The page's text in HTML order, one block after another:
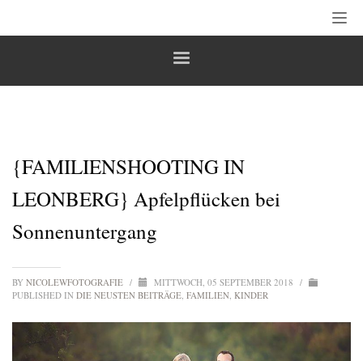
{FAMILIENSHOOTING IN
LEONBERG} Apfelpflücken bei
Sonnenuntergang
BY NICOLEWFOTOGRAFIE / MITTWOCH, 05 SEPTEMBER 2018 /
PUBLISHED IN DIE NEUSTEN BEITRÄGE, FAMILIEN, KINDER